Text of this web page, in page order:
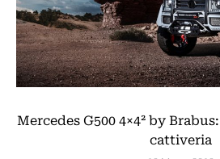
Mercedes G500 4×4² by
cattiveria